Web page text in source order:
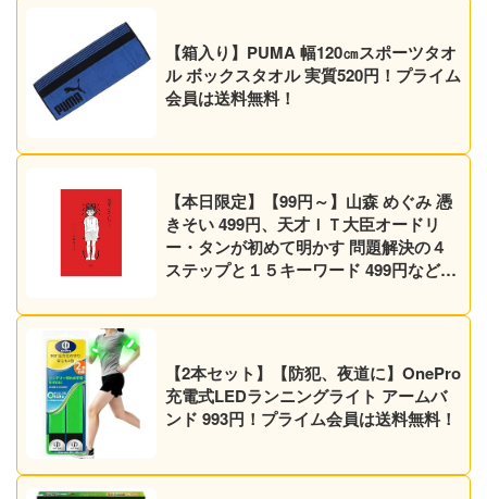
【箱入り】PUMA 幅120㎝スポーツタオ
ル ボックスタオル 実質520円！プライム
会員は送料無料！
【本日限定】【99円～】山森 めぐみ 憑
きそい 499円、天才ＩＴ大臣オードリ
ー・タンが初めて明かす 問題解決の４
ステップと１５キーワード 499円など30
【2本セット】【防犯、夜道に】OnePro
充電式LEDランニングライト アームバ
ンド 993円！プライム会員は送料無料！